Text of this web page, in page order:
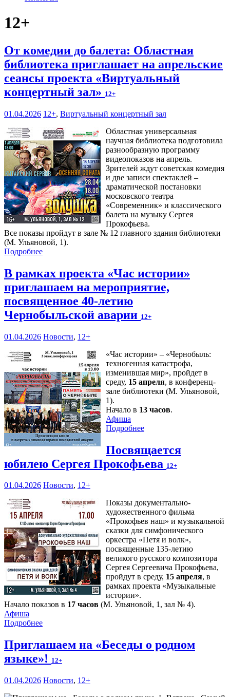
12+
От комедии до балета: Областная
библиотека приглашает на апрельские
сеансы проекта «Виртуальный
концертный зал» 12+
01.04.2026 12+, Виртуальный концертный зал
Областная универсальная
научная библиотека подготовила
разнообразную программу
видеопоказов на апрель.
Зрителей ждут советская комедия
и две записи спектаклей –
драматической постановки
московского театра
«Современник» и классического
балета на музыку Сергея
Прокофьева.
Все показы пройдут в зале № 12 главного здания библиотеки
(М. Ульяновой, 1).
Подробнее
В рамках проекта «Час истории»
приглашаем на мероприятие,
посвященное 40-летию
Чернобыльской аварии 12+
01.04.2026 Новости, 12+
«Час истории» – «Чернобыль:
техногенная катастрофа,
изменившая мир», пройдет в
среду, 15 апреля, в конференц-
зале библиотеки (М. Ульяновой,
1).
Начало в 13 часов.
Афиша
Подробнее
Посвящается
юбилею Сергея Прокофьева 12+
01.04.2026 Новости, 12+
Показы документально-
художественного фильма
«Прокофьев наш» и музыкальной
сказки для симфонического
оркестра «Петя и волк»,
посвященные 135-летию
великого русского композитора
Сергея Сергеевича Прокофьева,
пройдут в среду, 15 апреля, в
рамках проекта «Музыкальные
истории».
Начало показов в 17 часов (М. Ульяновой, 1, зал № 4).
Афиша
Подробнее
Приглашаем на «Беседы о родном
языке»! 12+
01.04.2026 Новости, 12+